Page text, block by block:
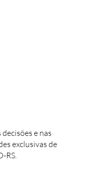
e nas
exclusivas de
RS.